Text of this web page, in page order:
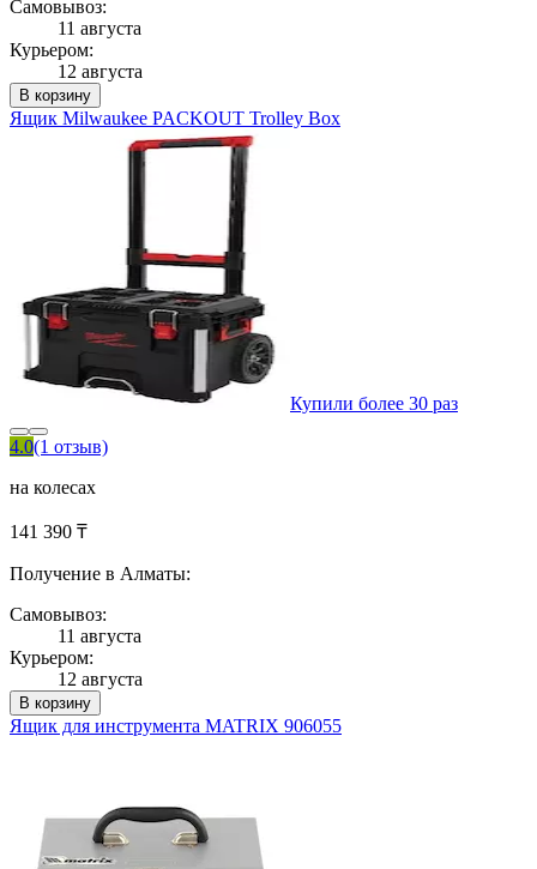
Самовывоз:
11 августа
Курьером:
12 августа
В корзину
Ящик Milwaukee PACKOUT Trolley Box
Купили более 30 раз
4.0(1 отзыв)
на колесах
141 390 ₸
Получение в Алматы:
Самовывоз:
11 августа
Курьером:
12 августа
В корзину
Ящик для инструмента MATRIX 906055